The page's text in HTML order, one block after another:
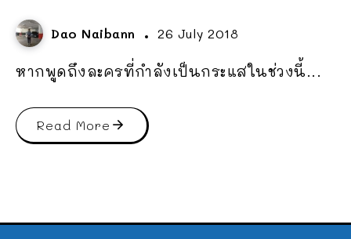
Dao Naibann 26 July 2018
หากพูดถึงละครที่กำลังเป็นกระแสในช่วงนี้...
Read More